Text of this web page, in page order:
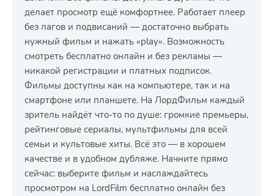
делает просмотр ещё комфортнее. Работает плеер
без лагов и подвисаний — достаточно выбрать
нужный фильм и нажать «play». Возможность
смотреть бесплатно онлайн и без рекламы —
никакой регистрации и платных подписок.
Фильмы доступны как на компьютере, так и на
смартфоне или планшете. На ЛордФильм каждый
зритель найдёт что-то по душе: громкие премьеры,
рейтинговые сериалы, мультфильмы для всей
семьи и культовые хиты. Всё это — в хорошем
качестве и в удобном дубляже. Начните прямо
сейчас: выберите фильм и наслаждайтесь
просмотром на LordFilm бесплатно онлайн без